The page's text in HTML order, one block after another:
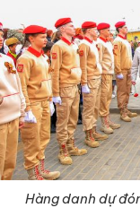
Hàng danh dự